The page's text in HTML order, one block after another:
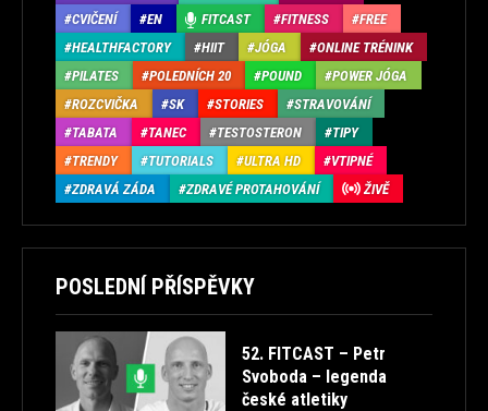
CVIČENÍ
EN FITCAST FITNESS
FREE
HEALTHFACTORY
HIIT JÓGA
ONLINE TRÉNINK
PILATES
POLEDNÍCH 20 POUND
POWER JÓGA
ROZCVIČKA
SK STORIES
STRAVOVÁNÍ
TABATA
TANEC TESTOSTERON
TIPY
TRENDY
TUTORIALS ULTRA HD
VTIPNÉ
ZDRAVÁ ZÁDA
ZDRAVÉ PROTAHOVÁNÍ ŽIVĚ
POSLEDNÍ PŘÍSPĚVKY
52. FITCAST – Petr
Svoboda – legenda
české atletiky